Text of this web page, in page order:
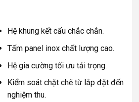
Hệ khung kết cấu chắc chắn.
Tấm panel inox chất lượng cao.
Hệ gia cường tối ưu tải trọng.
Kiểm soát chặt chẽ từ lắp đặt đến
nghiệm thu.